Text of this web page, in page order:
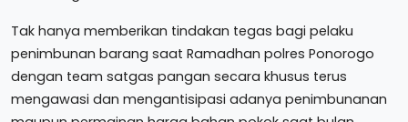
Tak hanya memberikan tindakan tegas bagi pelaku
penimbunan barang saat Ramadhan polres Ponorogo
dengan team satgas pangan secara khusus terus
mengawasi dan mengantisipasi adanya penimbunanan